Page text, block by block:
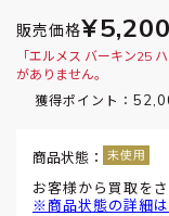
販売価格
「エルメス バーキン25
がありません。
獲得ポイント：
商品状態：
お客様から買取を
※商品状態の詳細は